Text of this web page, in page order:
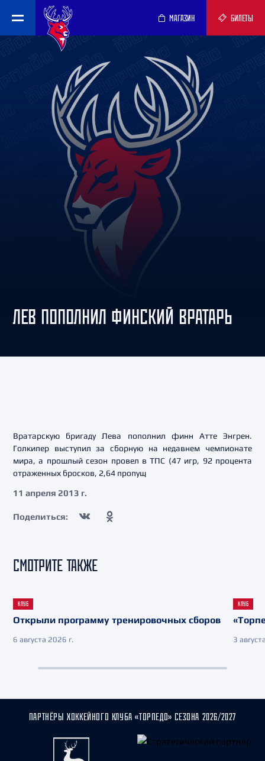
МАГАЗИН БИЛЕТЫ
ЛЕВ ПОПОЛНИЛ ФИНСКИЙ ВРАТАРЬ
Вратарскую бригаду Лева пополнил финн Атте Энгрен.
Голкипер выступил за сборную на недавнем чемпионате
мира, а прошлый сезон провел в ТПС (47 игр, 92 процента
отраженных бросков, 2,64 пропущ
11 апреля 2013 г.
Поделиться:
СМОТРИТЕ ТАКЖЕ
КЛУБ
Открыли программу тренировочных сборов
6 августа 2026 г.
КЛУБ
3
ПАРТНЁРЫ ХОККЕЙНОГО КЛУБА «ТОРПЕДО» СЕЗОНА 2026/2027